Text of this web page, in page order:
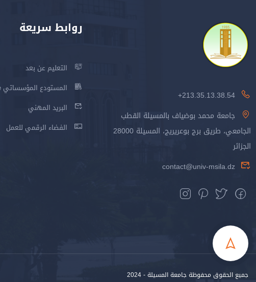
213.35.13.38.54+
جامعة محمد بوضياف بالمسيلة القطب
الجامعي، طريق برج بوعريريج، المسيلة 28000
الجزائر
contact@univ-msila.dz
روابط سريعة
التعليم عن بعد
المستودع المؤسساتي DSpace
البريد المهني
الفضاء الرقمي للعمل
جميع الحقوق محفوظة جامعة المسيلة - 2024